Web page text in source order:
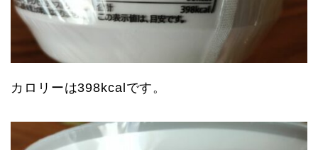
カロリーは398kcalです。